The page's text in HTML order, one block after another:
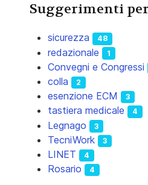
Suggerimenti
sicurezza 48
redazionale 1
Convegni e Congressi
colla 2
esenzione ECM 3
tastiera medicale 4
Legnago 3
TecniWork 3
LINET 4
Rosario 4